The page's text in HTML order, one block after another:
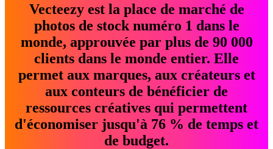
Vecteezy est la place de marché de
photos de stock numéro 1 dans le
monde, approuvée par plus de 90 000
clients dans le monde entier. Elle
permet aux marques, aux créateurs et
aux conteurs de bénéficier de
ressources créatives qui permettent
d'économiser jusqu'à 76 % de temps et
de budget.